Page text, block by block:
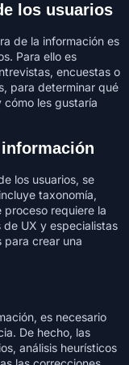
los usuarios
de la información es
Para ello es
encuestas o
para determinar qué
cómo les gustaría
los usuarios, se
taxonomía,
proceso requiere la
UX y especialistas
para crear una
es necesario
De hecho, las
análisis heurísticos